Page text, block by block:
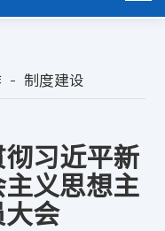
制度建设
习近平新
主义思想主
大会